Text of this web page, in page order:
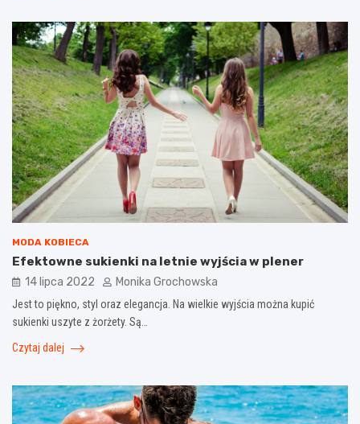
MODA KOBIECA
Efektowne sukienki na letnie wyjścia w plener
14 lipca 2022 Monika Grochowska
Jest to piękno, styl oraz elegancja. Na wielkie wyjścia można kupić
sukienki uszyte z żorżety. Są…
Czytaj dalej